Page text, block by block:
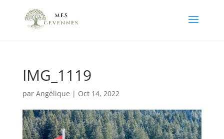
IMG_1119
par Angélique | Oct 14, 2022